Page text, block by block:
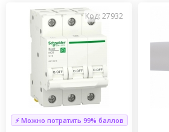
Код: 27932
⚡ Можно потратить 99% баллов